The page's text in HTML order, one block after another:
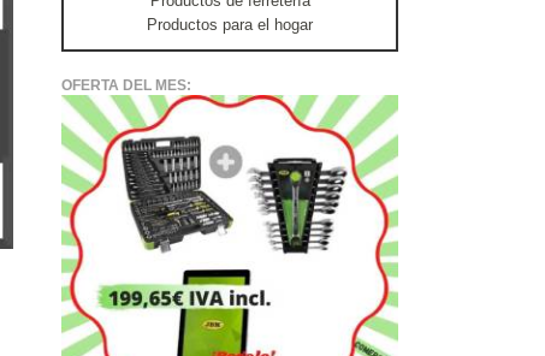
Productos para el hogar
OFERTA DEL MES: